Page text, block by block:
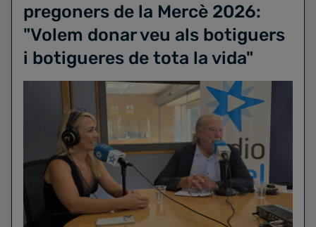
pregoners de la Mercè 2026:
"Volem donar veu als botiguers
i botigueres de tota la vida"